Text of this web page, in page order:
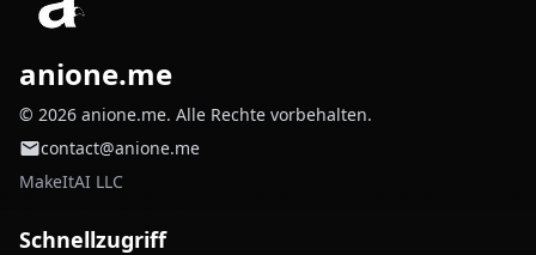
anione.me
© 2026 anione.me. Alle Rechte vorbehalten.
contact@anione.me
MakeItAI LLC
Schnellzugriff